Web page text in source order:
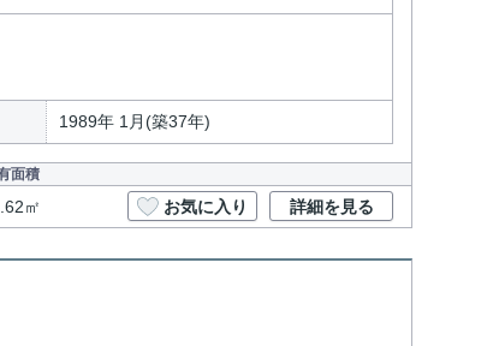
1989年 1月(築37年)
面積
㎡ お気に入り 詳細を見る